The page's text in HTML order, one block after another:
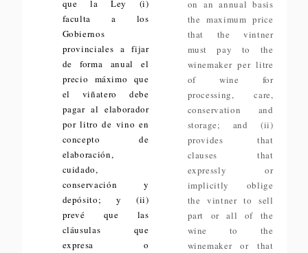
que la Ley (i)
faculta a los
Gobiernos
provinciales a fijar
de forma anual el
precio máximo que
el viñatero debe
pagar al elaborador
por litro de vino en
concepto de
elaboración,
cuidado,
conservación y
depósito; y (ii)
prevé que las
cláusulas que
expresa o
on an annual basis
the maximum price
that the vintner
must pay to the
winemaker per litre
of wine for
processing, care,
conservation and
storage; and (ii)
provides that
clauses that
expressly or
implicitly oblige
the vintner to sell
part or all of the
wine to the
winemaker or that